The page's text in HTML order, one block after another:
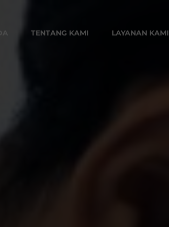
TENTANG KAMI LAYANAN KAMI